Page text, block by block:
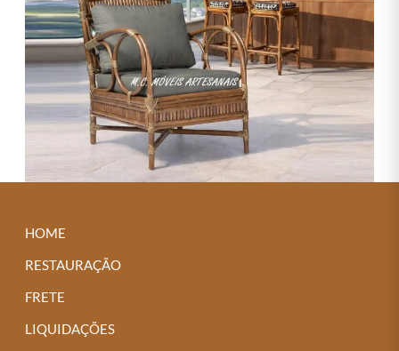
HOME
RESTAURAÇÃO
FRETE
LIQUIDAÇÕES